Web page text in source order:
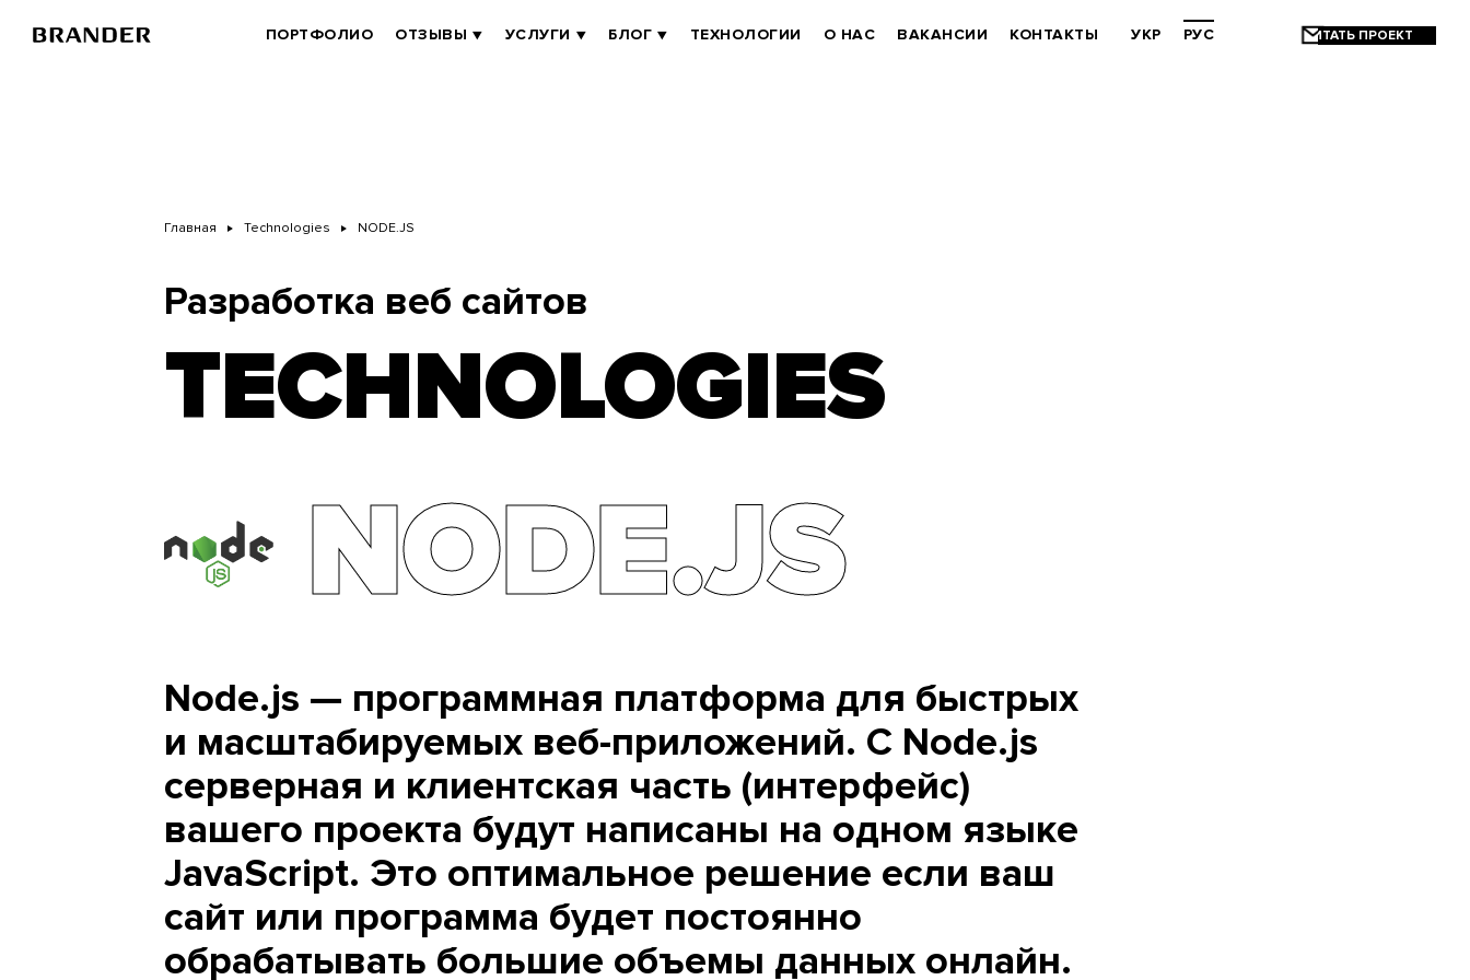
BRANDER
ПОРТФОЛИО ОТЗЫВЫ УСЛУГИ БЛОГ ТЕХНОЛОГИИ О НАС ВАКАНСИИ КОНТАКТЫ УКР РУС
Главная Technologies NODE.JS
Разработка веб сайтов
TECHNOLOGIES
NODE.JS
Node.js — программная платформа для быстрых
и масштабируемых веб-приложений. С Node.js
серверная и клиентская часть (интерфейс)
вашего проекта будут написаны на одном языке
JavaScript. Это оптимальное решение если ваш
сайт или программа будет постоянно
обрабатывать большие объемы данных онлайн.